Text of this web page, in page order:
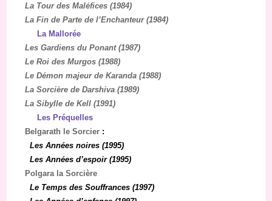
La Tour des Maléfices (1984)
La Fin de Parte de l’Enchanteur (1984)
La Mallorée
Les Gardiens du Ponant (1987)
Le Roi des Murgos (1988)
Le Démon majeur de Karanda (1988)
La Sorcière de Darshiva (1989)
La Sibylle de Kell (1991)
Les Préquelles
Belgarath le Sorcier :
Les Années noires (1995)
Les Années d’espoir (1995)
Polgara la Sorcière
Le Temps des Souffrances (1997)